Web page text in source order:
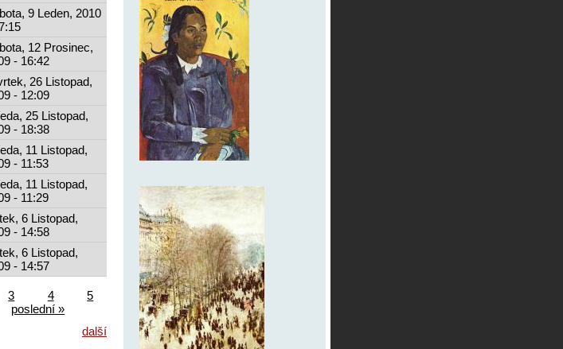
9 Leden, 2010
12 Prosinec,
- 16:42
26 Listopad,
- 12:09
25 Listopad,
- 18:38
11 Listopad,
- 11:53
11 Listopad,
- 11:29
6 Listopad,
- 14:58
6 Listopad,
- 14:57
3 4
5
poslední »
další